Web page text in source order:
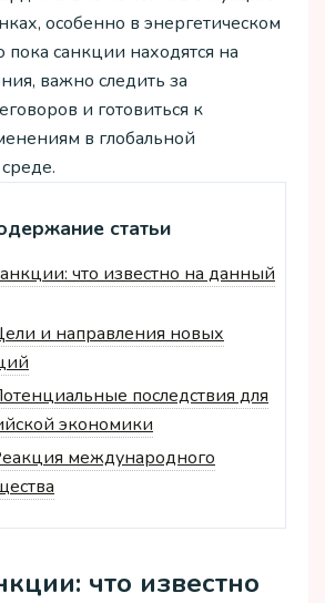
особенно в энергетическом
пока санкции находятся на
важно следить за
и готовиться к
в глобальной
статьи
что известно на данный
и направления новых
последствия для
экономики
международного
что известно